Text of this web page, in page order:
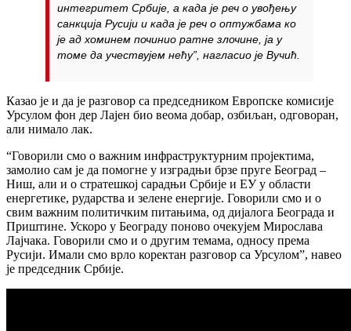
интегритет Србије, а када је реч о увођењу
санкција Русији и када је реч о оптужбама ко
је ад хоминем починио ратне злочине, ја у
томе да учествујем нећу”, нагласио је Вучић.
Казао је и да је разговор са председником Европске комисије
Урсулом фон дер Лајен био веома добар, озбиљан, одговоран,
али нимало лак.
“Говорили смо о важним инфраструктурним пројектима,
замолио сам је да помогне у изградњи брзе пруге Београд –
Ниш, али и о стратешкој сарадњи Србије и ЕУ у области
енергетике, рударства и зелене енергије. Говорили смо и о
свим важним политичким питањима, од дијалога Бeограда и
Приштине. Ускоро у Београду поново очекујем Мирослава
Лајчака. Говорили смо и о другим темама, односу према
Русији. Имали смо врло коректан разговор са Урсулом”, навео
је председник Србије.